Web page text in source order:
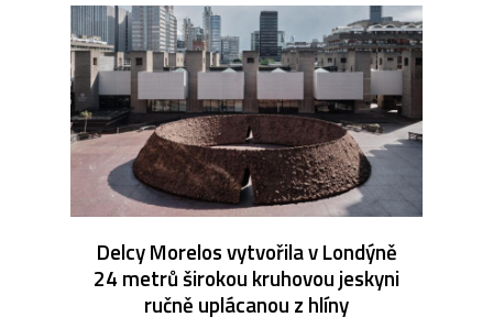
Delcy Morelos vytvořila v Londýně
24 metrů širokou kruhovou jeskyni
ručně uplácanou z hlíny